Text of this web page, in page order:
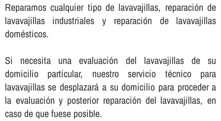
Reparamos cualquier tipo de lavavajillas, reparación de
lavavajillas industriales y reparación de lavavajillas
domésticos.
Si necesita una evaluación del lavavajillas de su
domicilio particular, nuestro servicio técnico para
lavavajillas se desplazará a su domicilio para proceder a
la evaluación y posterior reparación del lavavajillas, en
caso de que fuese posible.